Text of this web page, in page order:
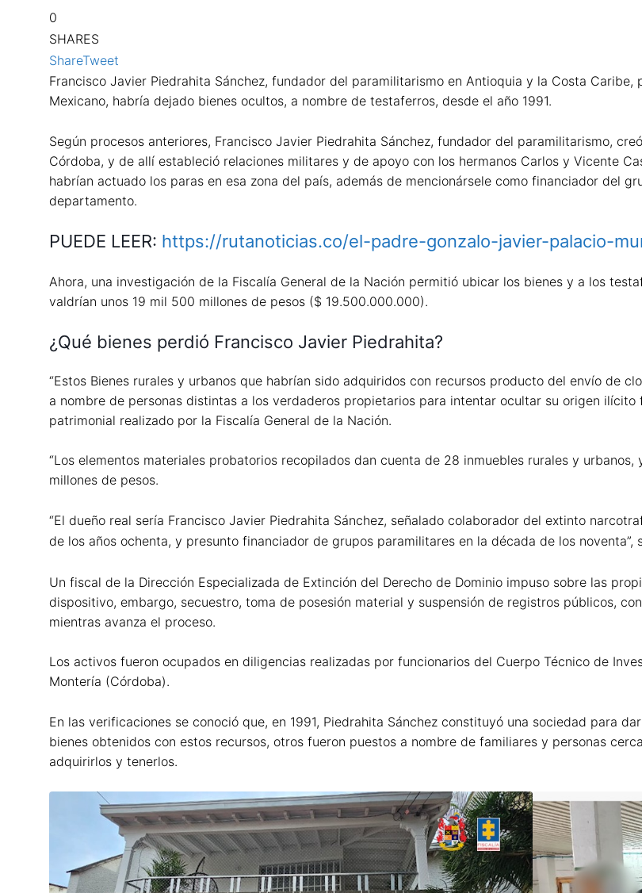
0
SHARES
ShareTweet
Francisco Javier Piedrahita Sánchez, fundador del paramilitarismo en Antioquia y la Costa Caribe,
Mexicano, habría dejado bienes ocultos, a nombre de testaferros, desde el año 1991.
Según procesos anteriores, Francisco Javier Piedrahita Sánchez, fundador del paramilitarismo,
Córdoba, y de allí estableció relaciones militares y de apoyo con los hermanos Carlos y Vicente
habrían actuado los paras en esa zona del país, además de mencionársele como financiador del
departamento.
PUEDE LEER: https://rutanoticias.co/el-padre-gonzalo-javier-palacio-
Ahora, una investigación de la Fiscalía General de la Nación permitió ubicar los bienes y a los
valdrían unos 19 mil 500 millones de pesos ($ 19.500.000.000).
¿Qué bienes perdió Francisco Javier Piedrahita?
“Estos Bienes rurales y urbanos que habrían sido adquiridos con recursos producto del envío de
a nombre de personas distintas a los verdaderos propietarios para intentar ocultar su origen
patrimonial realizado por la Fiscalía General de la Nación.
“Los elementos materiales probatorios recopilados dan cuenta de 28 inmuebles rurales y
millones de pesos.
“El dueño real sería Francisco Javier Piedrahita Sánchez, señalado colaborador del extinto
de los años ochenta, y presunto financiador de grupos paramilitares en la década de los noventa”,
Un fiscal de la Dirección Especializada de Extinción del Derecho de Dominio impuso sobre las
dispositivo, embargo, secuestro, toma de posesión material y suspensión de registros públicos,
mientras avanza el proceso.
Los activos fueron ocupados en diligencias realizadas por funcionarios del Cuerpo Técnico de
Montería (Córdoba).
En las verificaciones se conoció que, en 1991, Piedrahita Sánchez constituyó una sociedad para
bienes obtenidos con estos recursos, otros fueron puestos a nombre de familiares y personas
adquirirlos y tenerlos.